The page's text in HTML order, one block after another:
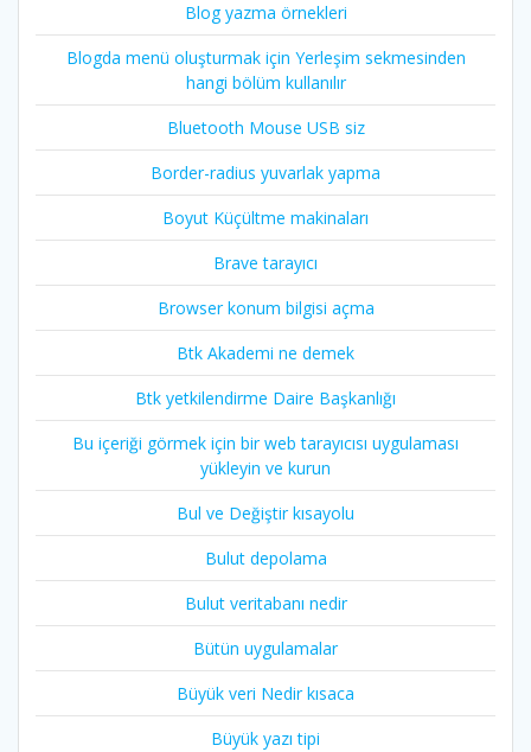
Blog yazma örnekleri
Blogda menü oluşturmak için Yerleşim sekmesinden
hangi bölüm kullanılır
Bluetooth Mouse USB siz
Border-radius yuvarlak yapma
Boyut Küçültme makinaları
Brave tarayıcı
Browser konum bilgisi açma
Btk Akademi ne demek
Btk yetkilendirme Daire Başkanlığı
Bu içeriği görmek için bir web tarayıcısı uygulaması
yükleyin ve kurun
Bul ve Değiştir kısayolu
Bulut depolama
Bulut veritabanı nedir
Bütün uygulamalar
Büyük veri Nedir kısaca
Büyük yazı tipi